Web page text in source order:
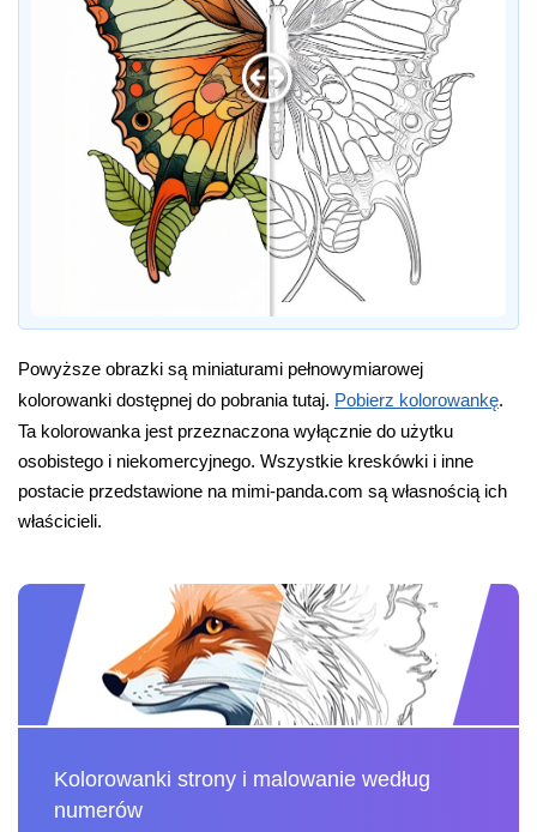
Powyższe obrazki są miniaturami pełnowymiarowej
kolorowanki dostępnej do pobrania tutaj. Pobierz kolorowankę.
Ta kolorowanka jest przeznaczona wyłącznie do użytku
osobistego i niekomercyjnego. Wszystkie kreskówki i inne
postacie przedstawione na mimi-panda.com są własnością ich
właścicieli.
Kolorowanki strony i malowanie według
numerów